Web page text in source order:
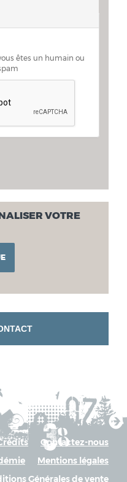
êtes un humain ou
VOTRE
Contactez-nous
Mentions légales
Générales de vente